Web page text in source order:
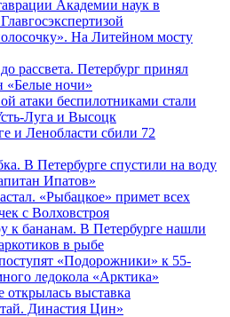
Академии наук в
На Литейном мосту
рассвета. Петербург принял
ночи»
атаки беспилотниками стали
Луга и Высоцк
и Ленобласти сбили 72
В Петербурге спустили на воду
Ипатов»
«Рыбацкое» примет всех
с Волховстроя
к бананам. В Петербурге нашли
в рыбе
«Подорожники» к 55-
ледокола «Арктика»
выставка
Династия Цин»